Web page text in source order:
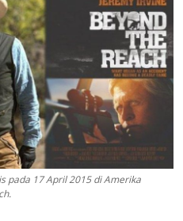
pada 17 April 2015 di Amerika